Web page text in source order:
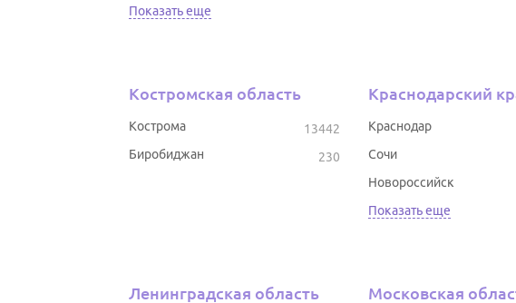
Показать еще
Костромская область
13442
Кострома
230
Биробиджан
Краснодарский
Краснодар
Сочи
Новороссийск
Показать еще
Ленинградская область Московская